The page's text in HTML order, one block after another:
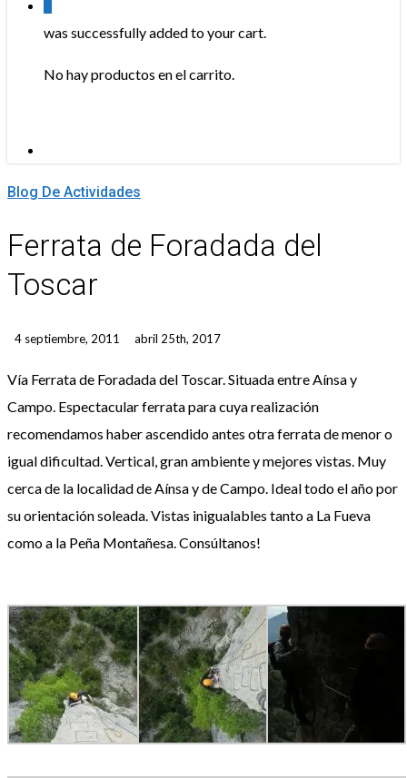
was successfully added to your cart.
No hay productos en el carrito.
Blog De Actividades
Ferrata de Foradada del
Toscar
4 septiembre, 2011 abril 25th, 2017
Vía Ferrata de Foradada del Toscar. Situada entre Aínsa y
Campo. Espectacular ferrata para cuya realización
recomendamos haber ascendido antes otra ferrata de menor o
igual dificultad. Vertical, gran ambiente y mejores vistas. Muy
cerca de la localidad de Aínsa y de Campo. Ideal todo el año por
su orientación soleada. Vistas inigualables tanto a La Fueva
como a la Peña Montañesa. Consúltanos!